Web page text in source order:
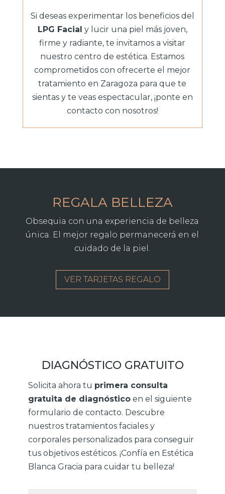
Si deseas experimentar los beneficios del
LPG Facial y lucir una piel más joven,
firme y radiante, te invitamos a visitar
nuestro centro de estética. Estamos
comprometidos con ofrecerte el mejor
tratamiento en Zaragoza para que te
sientas y te veas espectacular,¡ponte en
contacto con nosotros!
REGALA BELLEZA
Obsequia con una experiencia de belleza
única. El mejor regalo permanecerá en el
cuidado de la piel.
VER TARJETAS REGALO
DIAGNÓSTICO GRATUITO
Solicita ahora tu primera consulta
gratuita de diagnóstico en el siguiente
formulario de contacto. Descubre
nuestros tratamientos faciales y
corporales personalizados para conseguir
tus objetivos estéticos. ¡Confía en Estética
Blanca Gracia para cuidar tu belleza!